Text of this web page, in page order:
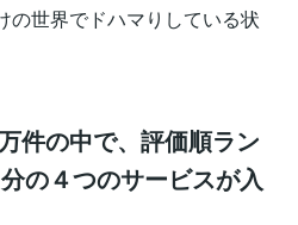
の世界でドハマりしている状
件の中で、評価順ラン
の４つのサービスが入